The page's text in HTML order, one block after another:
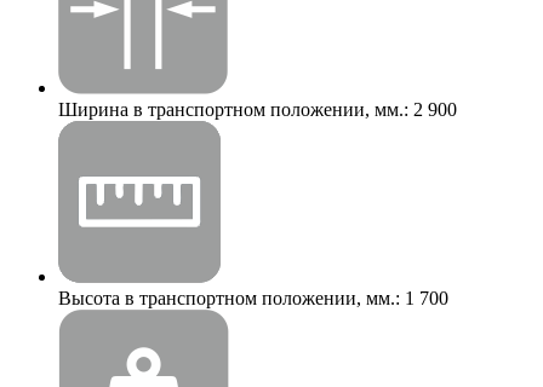
Ширина в транспортном положении, мм.: 2 900
Высота в транспортном положении, мм.: 1 700